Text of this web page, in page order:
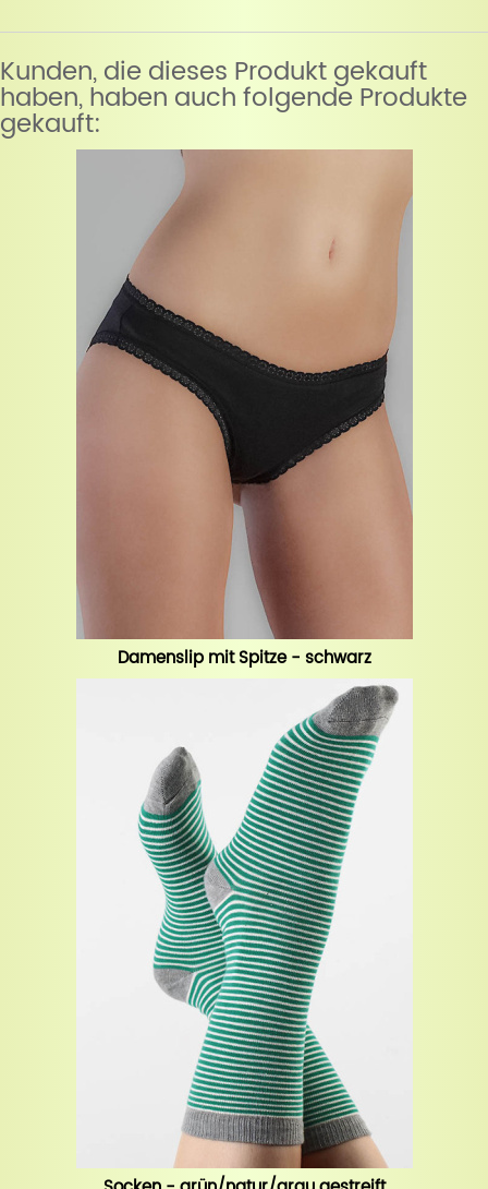
Kunden, die dieses Produkt gekauft
haben, haben auch folgende Produkte
gekauft:
Damenslip mit Spitze - schwarz